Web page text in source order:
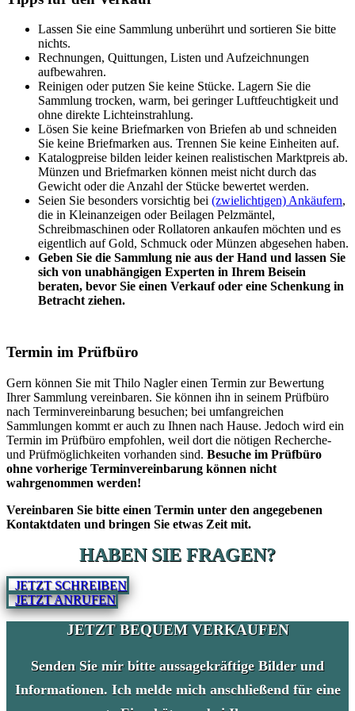
Lassen Sie eine Sammlung unberührt und sortieren Sie bitte
nichts.
Rechnungen, Quittungen, Listen und Aufzeichnungen
aufbewahren.
Reinigen oder putzen Sie keine Stücke. Lagern Sie die
Sammlung trocken, warm, bei geringer Luftfeuchtigkeit und
ohne direkte Lichteinstrahlung.
Lösen Sie keine Briefmarken von Briefen ab und schneiden
Sie keine Briefmarken aus. Trennen Sie keine Einheiten auf.
Katalogpreise bilden leider keinen realistischen Marktpreis ab.
Münzen und Briefmarken können meist nicht durch das
Gewicht oder die Anzahl der Stücke bewertet werden.
Seien Sie besonders vorsichtig bei (zwielichtigen) Ankäufern,
die in Kleinanzeigen oder Beilagen Pelzmäntel,
Schreibmaschinen oder Rollatoren ankaufen möchten und es
eigentlich auf Gold, Schmuck oder Münzen abgesehen haben.
Geben Sie die Sammlung nie aus der Hand und lassen Sie
sich von unabhängigen Experten in Ihrem Beisein
beraten, bevor Sie einen Verkauf oder eine Schenkung in
Betracht ziehen.
Termin im Prüfbüro
Gern können Sie mit Thilo Nagler einen Termin zur Bewertung
Ihrer Sammlung vereinbaren. Sie können ihn in seinem Prüfbüro
nach Terminvereinbarung besuchen; bei umfangreichen
Sammlungen kommt er auch zu Ihnen nach Hause. Jedoch wird ein
Termin im Prüfbüro empfohlen, weil dort die nötigen Recherche-
und Prüfmöglichkeiten vorhanden sind. Besuche im Prüfbüro
ohne vorherige Terminvereinbarung können nicht
wahrgenommen werden!
Vereinbaren Sie bitte einen Termin unter den angegebenen
Kontaktdaten und bringen Sie etwas Zeit mit.
HABEN SIE FRAGEN?
JETZT SCHREIBEN
JETZT ANRUFEN
JETZT BEQUEM VERKAUFEN
Senden Sie mir bitte aussagekräftige Bilder und
Informationen. Ich melde mich anschließend für eine